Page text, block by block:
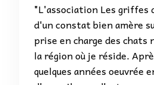
"L'association Les griffes
d'un constat bien amère
prise en charge des chats
la région où je réside.
quelques années oeuvrée